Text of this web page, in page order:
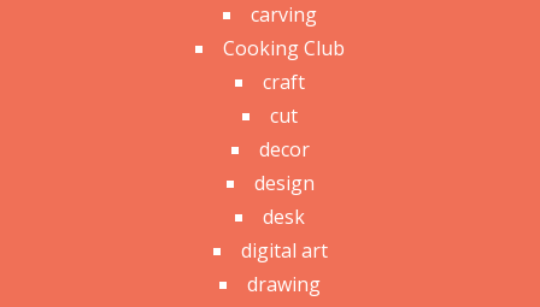
carving
Cooking Club
craft
cut
decor
design
desk
digital art
drawing